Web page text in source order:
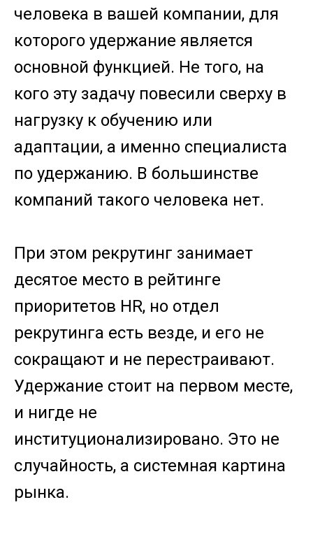
человека в вашей компании, для
которого удержание является
основной функцией. Не того, на
кого эту задачу повесили сверху в
нагрузку к обучению или
адаптации, а именно специалиста
по удержанию. В большинстве
компаний такого человека нет.
При этом рекрутинг занимает
десятое место в рейтинге
приоритетов HR, но отдел
рекрутинга есть везде, и его не
сокращают и не перестраивают.
Удержание стоит на первом месте,
и нигде не
институционализировано. Это не
случайность, а системная картина
рынка.